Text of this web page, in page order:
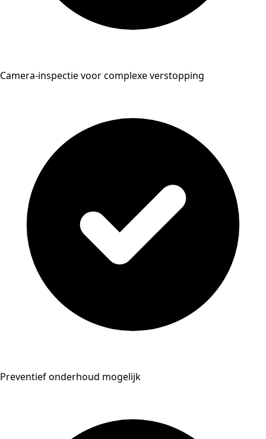
Camera-inspectie voor complexe verstopping
Preventief onderhoud mogelijk